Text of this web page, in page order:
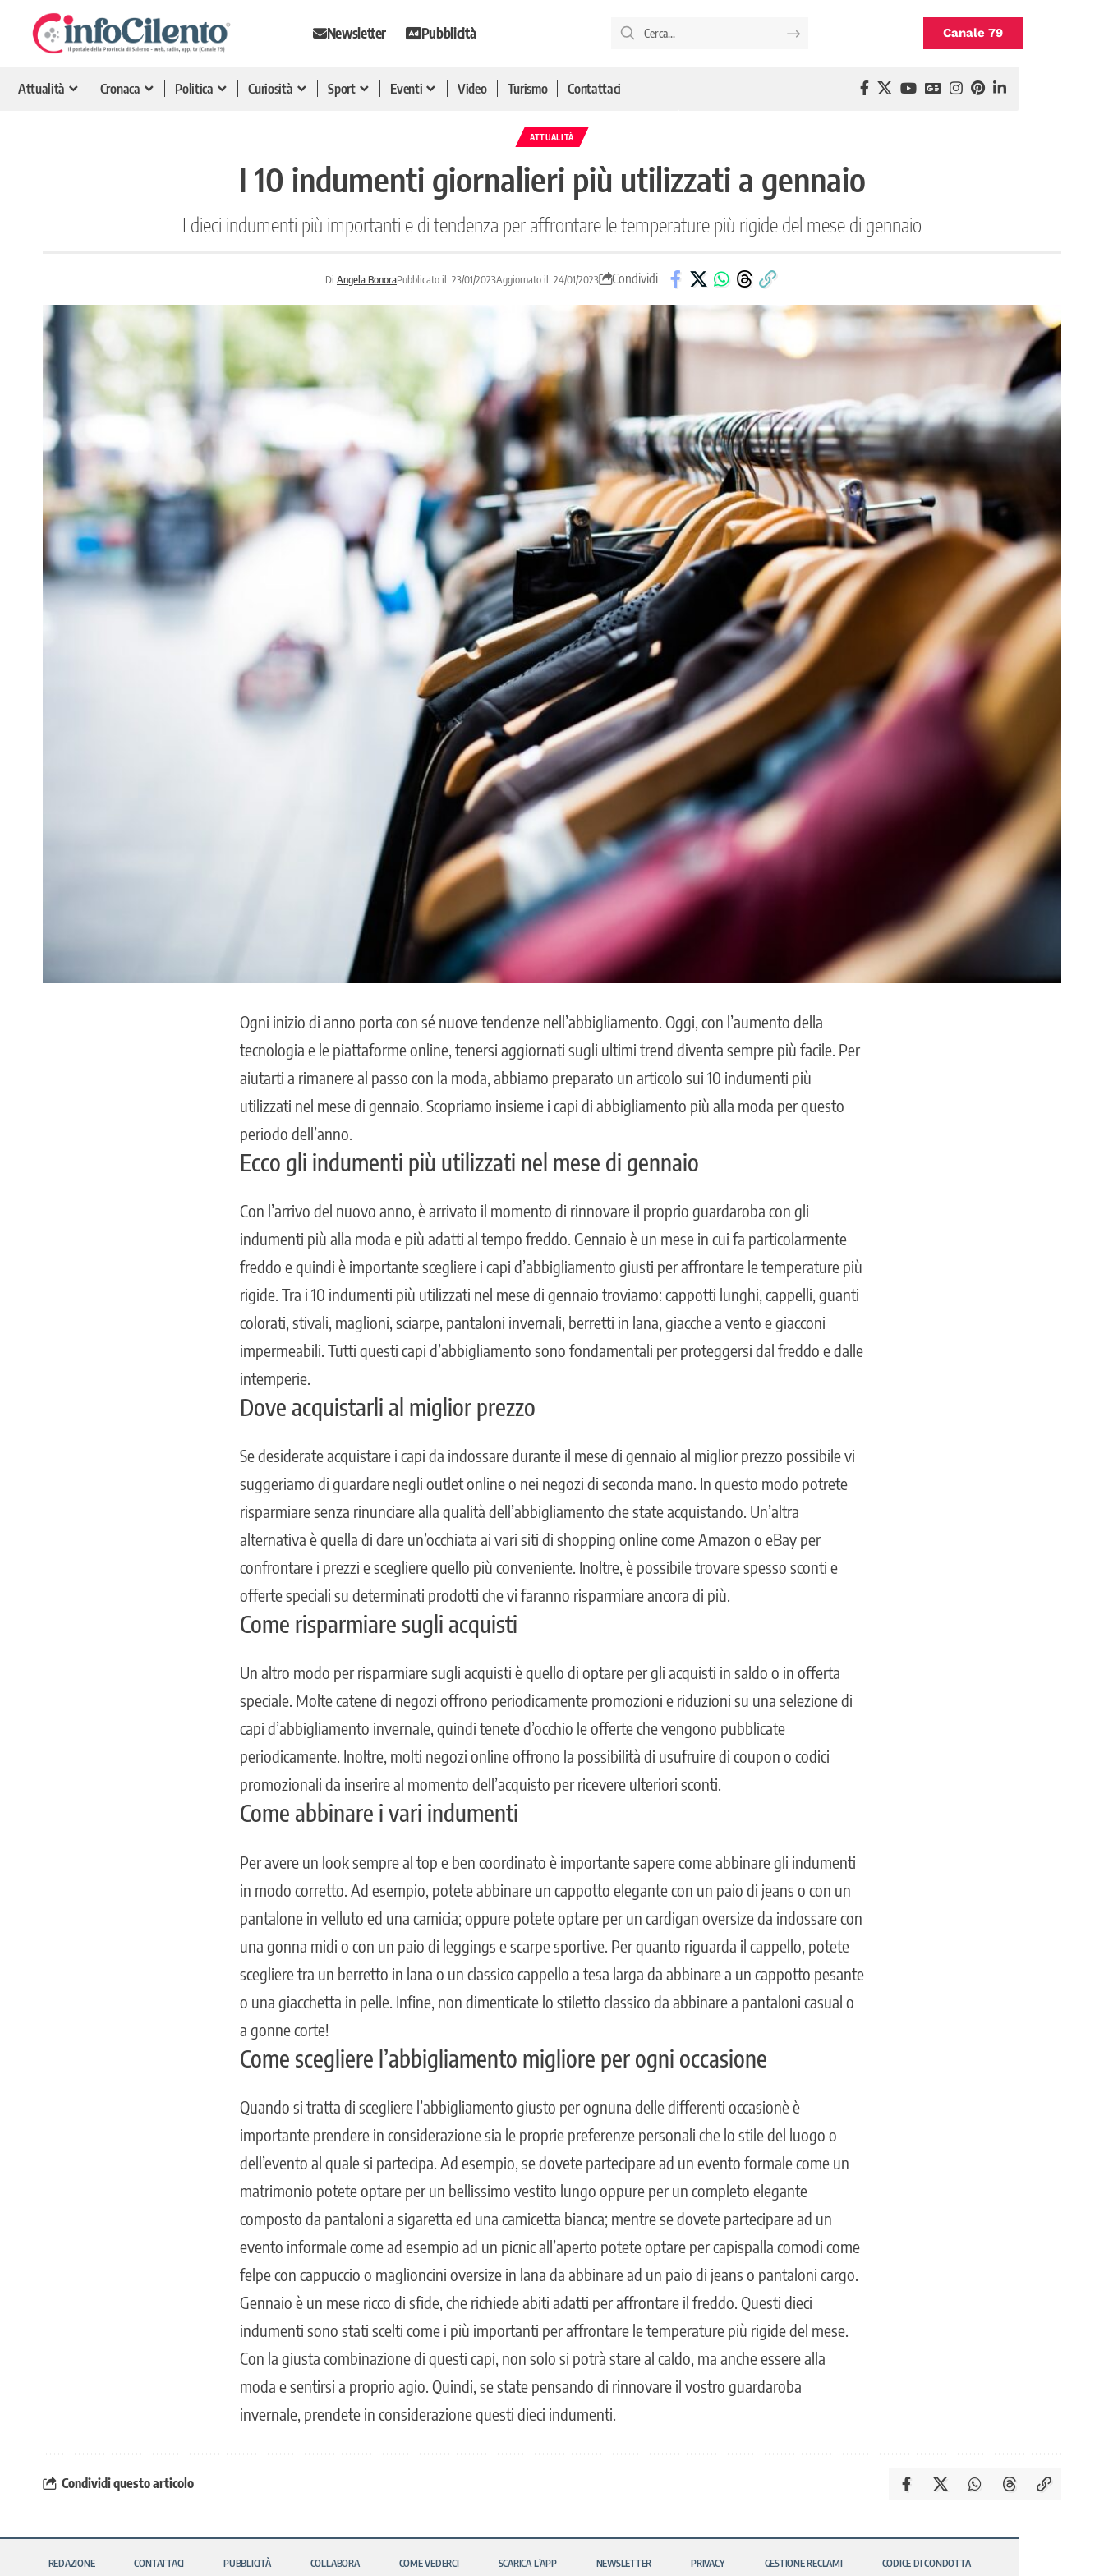
Newsletter Pubblicità Canale 79
Attualità Cronaca Politica Curiosità Sport Eventi Video Turismo Contattaci
ATTUALITÀ
I 10 indumenti giornalieri più utilizzati a gennaio
I dieci indumenti più importanti e di tendenza per affrontare le temperature più rigide del mese di gennaio
Di:Angela BonoraPubblicato il: 23/01/2023Aggiornato il: 24/01/2023 Condividi
Ogni inizio di anno porta con sé nuove tendenze nell’abbigliamento. Oggi, con l’aumento della
tecnologia e le piattaforme online, tenersi aggiornati sugli ultimi trend diventa sempre più facile. Per
aiutarti a rimanere al passo con la moda, abbiamo preparato un articolo sui 10 indumenti più
utilizzati nel mese di gennaio. Scopriamo insieme i capi di abbigliamento più alla moda per questo
periodo dell’anno.
Ecco gli indumenti più utilizzati nel mese di gennaio
Con l’arrivo del nuovo anno, è arrivato il momento di rinnovare il proprio guardaroba con gli
indumenti più alla moda e più adatti al tempo freddo. Gennaio è un mese in cui fa particolarmente
freddo e quindi è importante scegliere i capi d’abbigliamento giusti per affrontare le temperature più
rigide . Tra i 10 indumenti più utilizzati nel mese di gennaio troviamo: cappotti lunghi, cappelli, guanti
colorati, stivali, maglioni, sciarpe, pantaloni invernali, berretti in lana, giacche a vento e giacconi
impermeabili. Tutti questi capi d’abbigliamento sono fondamentali per proteggersi dal freddo e dalle
intemperie
Dove acquistarli al miglior prezzo
Se desiderate acquistare i capi da indossare durante il mese di gennaio al miglior prezzo possibile vi
suggeriamo di guardare negli outlet online o nei negozi di seconda mano. In questo modo potrete
risparmiare senza rinunciare alla qualità dell’abbigliamento che state acquistando. Un’altra
alternativa è quella di dare un’occhiata ai vari siti di shopping online come Amazon o eBay per
confrontare i prezzi e scegliere quello più conveniente. Inoltre, è possibile trovare spesso sconti e
offerte speciali su determinati prodotti che vi faranno risparmiare ancora di più.
Come risparmiare sugli acquisti
Un altro modo per risparmiare sugli acquisti è quello di optare per gli acquisti in saldo o in offerta
speciale. Molte catene di negozi offrono periodicamente promozioni e riduzioni su una selezione di
capi d’abbigliamento invernale, quindi tenete d’occhio le offerte che vengono pubblicate
periodicamente. Inoltre, molti negozi online offrono la possibilità di usufruire di coupon o codici
promozionali da inserire al momento dell’acquisto per ricevere ulteriori sconti.
Come abbinare i vari indumenti
Per avere un look sempre al top e ben coordinato è importante sapere come abbinare gli indumenti
in modo corretto. Ad esempio, potete abbinare un cappotto elegante con un paio di jeans o con un
pantalone in velluto ed una camicia; oppure potete optare per un cardigan oversize da indossare con
una gonna midi o con un paio di leggings e scarpe sportive. Per quanto riguarda il cappello, potete
scegliere tra un berretto in lana o un classico cappello a tesa larga da abbinare a un cappotto pesante
o una giacchetta in pelle. Infine, non dimenticate lo stiletto classico da abbinare a pantaloni casual o
a gonne corte!
Come scegliere l’abbigliamento migliore per ogni occasione
Quando si tratta di scegliere l’abbigliamento giusto per ognuna delle differenti occasionè è
importante prendere in considerazione sia le proprie preferenze personali che lo stile del luogo o
dell’evento al quale si partecipa. Ad esempio, se dovete partecipare ad un evento formale come un
matrimonio potete optare per un bellissimo vestito lungo oppure per un completo elegante
composto da pantaloni a sigaretta ed una camicetta bianca; mentre se dovete partecipare ad un
evento informale come ad esempio ad un picnic all’aperto potete optare per capispalla comodi come
felpe con cappuccio o maglioncini oversize in lana da abbinare ad un paio di jeans o pantaloni cargo.
Gennaio è un mese ricco di sfide, che richiede abiti adatti per affrontare il freddo . Questi dieci
indumenti sono stati scelti come i più importanti per affrontare le temperature più rigide del mese.
Con la giusta combinazione di questi capi, non solo si potrà stare al caldo, ma anche essere alla
moda e sentirsi a proprio agio. Quindi, se state pensando di rinnovare il vostro guardaroba
invernale, prendete in considerazione questi dieci indumenti.
Condividi questo articolo
REDAZIONE CONTATTACI PUBBLICITÀ COLLABORA COME VEDERCI SCARICA L’APP NEWSLETTER PRIVACY GESTIONE RECLAMI CODICE DI CONDOTTA